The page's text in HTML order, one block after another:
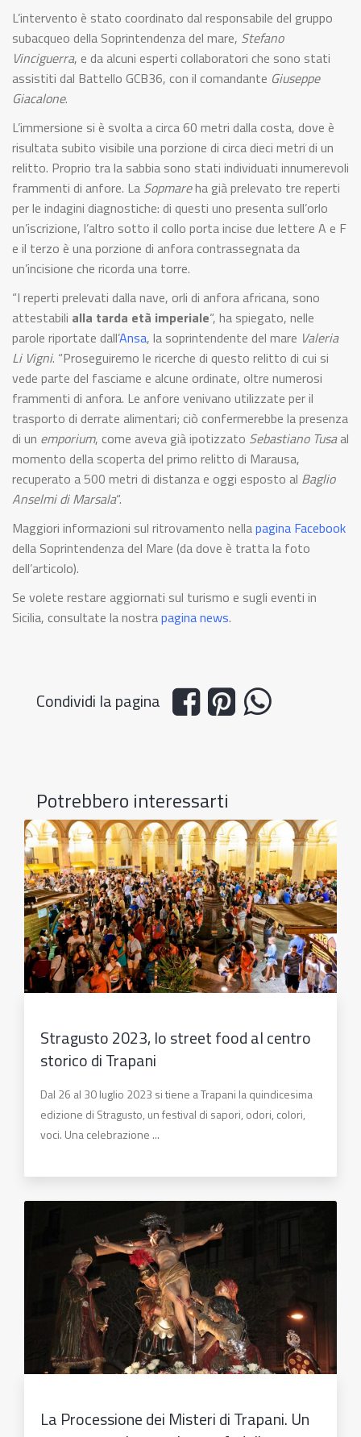
L’intervento è stato coordinato dal responsabile del gruppo
subacqueo della Soprintendenza del mare, Stefano
Vinciguerra, e da alcuni esperti collaboratori che sono stati
assistiti dal Battello GCB36, con il comandante Giuseppe
Giacalone.
L’immersione si è svolta a circa 60 metri dalla costa, dove è
risultata subito visibile una porzione di circa dieci metri di un
relitto. Proprio tra la sabbia sono stati individuati innumerevoli
frammenti di anfore. La Sopmareha già prelevato tre reperti
per le indagini diagnostiche: di questi uno presenta sull’orlo
un’iscrizione, l’altro sotto il collo porta incise due lettere A e F
e il terzo è una porzione di anfora contrassegnata da
un’incisione che ricorda una torre.
“I reperti prelevati dalla nave, orli di anfora africana, sono
attestabili alla tarda età imperiale“, ha spiegato, nelle
parole riportate dall’Ansa, la soprintendente del mare Valeria
Li Vigni. “Proseguiremo le ricerche di questo relitto di cui si
vede parte del fasciame e alcune ordinate, oltre numerosi
frammenti di anfora. Le anfore venivano utilizzate per il
trasporto di derrate alimentari; ciò confermerebbe la presenza
di un emporium, come aveva già ipotizzato Sebastiano Tusaal
momento della scoperta del primo relitto di Marausa,
recuperato a 500 metri di distanza e oggi esposto al Baglio
Anselmi di Marsala“.
Maggiori informazioni sul ritrovamento nellapagina Facebook
della Soprintendenza del Mare (da dove è tratta la foto
dell’articolo).
Se volete restare aggiornati sul turismo e sugli eventi in
Sicilia, consultate la nostrapagina news.
Condividi la pagina
Potrebbero interessarti
Stragusto 2023, lo street food al centro
storico di Trapani
Dal 26 al 30 luglio 2023 si tiene a Trapani la quindicesima
edizione di Stragusto, un festival di sapori, odori, colori,
voci. Una celebrazione ...
La Processione dei Misteri di Trapani. Un